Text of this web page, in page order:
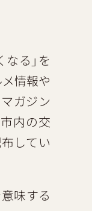
る」を
情報や
ガジン
内の交
してい
味する